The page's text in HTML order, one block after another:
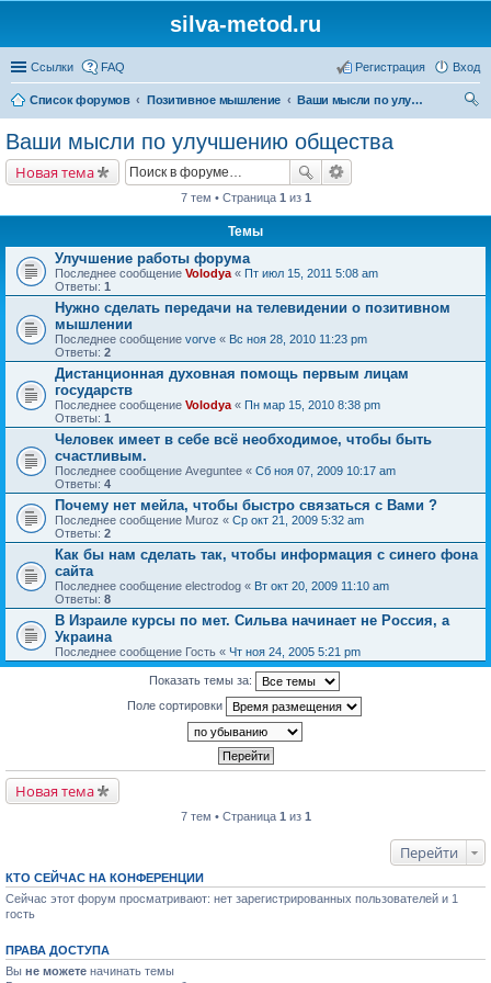
silva-metod.ru
Ссылки FAQ Вход
Регистрация
Список форумов Позитивное мышление
Ваши мысли по улучшению общества
Ваши мысли по улучшению общества
Новая тема
7 тем • Страница 1 из 1
Темы
Улучшение работы форума
Последнее сообщение Volodya « Пт июл 15, 2011 5:08 am
Ответы: 1
Нужно сделать передачи на телевидении о позитивном
мышлении
Последнее сообщение vorve « Вс ноя 28, 2010 11:23 pm
Ответы: 2
Дистанционная духовная помощь первым лицам
государств
Последнее сообщение Volodya « Пн мар 15, 2010 8:38 pm
Ответы: 1
Человек имеет в себе всё необходимое, чтобы быть
счастливым.
Последнее сообщение Aveguntee « Сб ноя 07, 2009 10:17 am
Ответы: 4
Почему нет мейла, чтобы быстро связаться с Вами ?
Последнее сообщение Muroz « Ср окт 21, 2009 5:32 am
Ответы: 2
Как бы нам сделать так, чтобы информация с синего фона
сайта
Последнее сообщение electrodog « Вт окт 20, 2009 11:10 am
Ответы: 8
В Израиле курсы по мет. Сильва начинает не Россия, а
Украина
Последнее сообщение Гость « Чт ноя 24, 2005 5:21 pm
Показать темы за:
Поле сортировки
Новая тема
7 тем • Страница 1 из 1
Перейти
КТО СЕЙЧАС НА КОНФЕРЕНЦИИ
Сейчас этот форум просматривают: нет зарегистрированных пользователей и 1
гость
ПРАВА ДОСТУПА
Вы не можете начинать темы